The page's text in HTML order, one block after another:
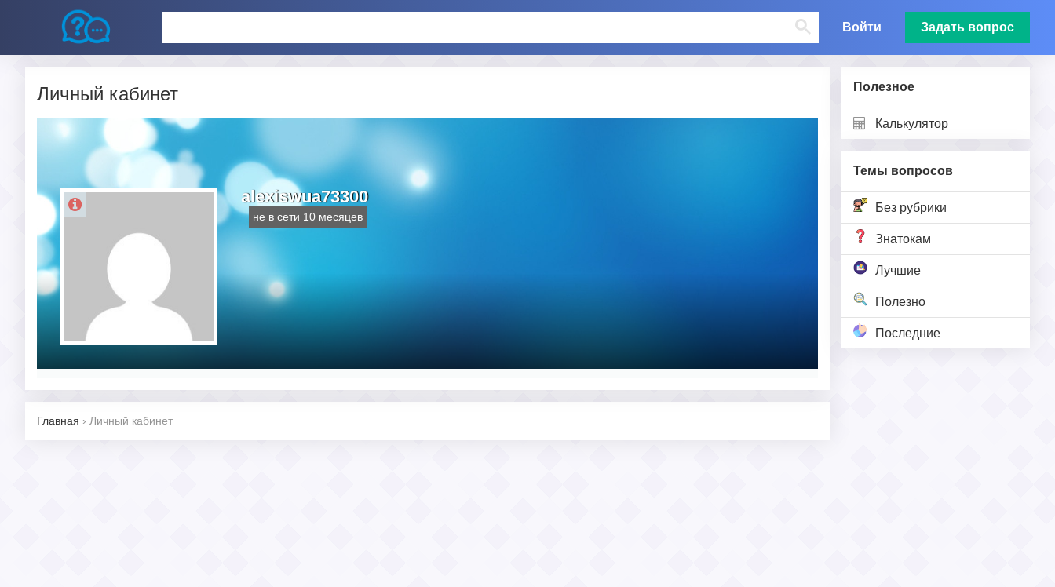
Войти Задать вопрос
Полезное
Калькулятор
Темы вопросов
Без рубрики
Знатокам
Лучшие
Полезно
Последние
Личный кабинет
alexiswua73300
не в сети 10 месяцев
Главная › Личный кабинет